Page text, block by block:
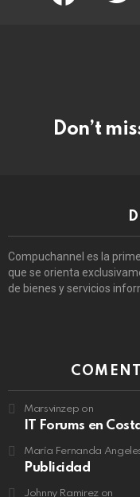
Don’t
Compuchannel es la
que se orienta
de bienes y servicios
Marsvinzep on
IT Forums en
María Fernanda
Publicidad
Johnny Ramirezon